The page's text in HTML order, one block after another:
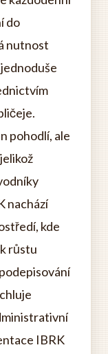
do
nutnost
pohodlí, ale
nachází
kde
růstu
IBRK